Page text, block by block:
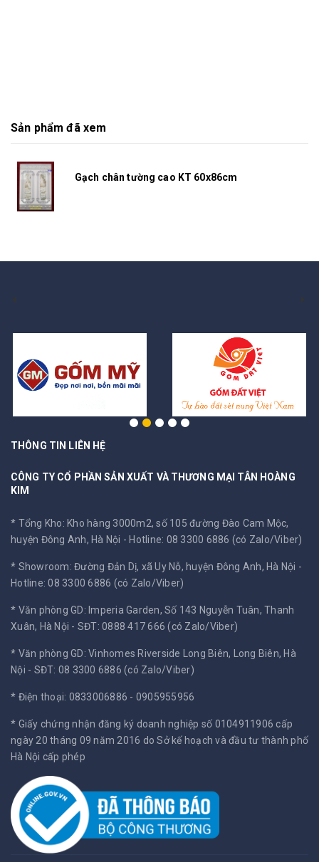
Sản phẩm đã xem
Gạch chân tường cao KT 60x86cm
THÔNG TIN LIÊN HỆ
CÔNG TY CỔ PHẦN SẢN XUẤT VÀ THƯƠNG MẠI TÂN HOÀNG
KIM
* Tổng Kho: Kho hàng 3000m2, số 105 đường Đào Cam Mộc,
huyện Đông Anh, Hà Nội -Hotline: 08 3300 6886 (có Zalo/Viber)
* Showroom: Đường Đản Dị, xã Uy Nỗ, huyện Đông Anh, Hà Nội -
Hotline: 08 3300 6886 (có Zalo/Viber)
* Văn phòng GD: Imperia Garden, Số 143 Nguyễn Tuân, Thanh
Xuân, Hà Nội - SĐT: 0888 417 666 (có Zalo/Viber)
* Văn phòng GD: Vinhomes Riverside Long Biên, Long Biên, Hà
Nội - SĐT: 08 3300 6886 (có Zalo/Viber)
* Điện thoại: 0833006886 - 0905955956
* Giấy chứng nhận đăng ký doanh nghiệp số 0104911906 cấp
ngày 20 tháng 09 năm 2016 do Sở kế hoạch và đầu tư thành phố
Hà Nội cấp phép